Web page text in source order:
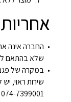
החברה אינה
שלא בהתאם
במקרה של
שירות ראוי,
074-7399001 בשעות הפעילות או בדוא”ל